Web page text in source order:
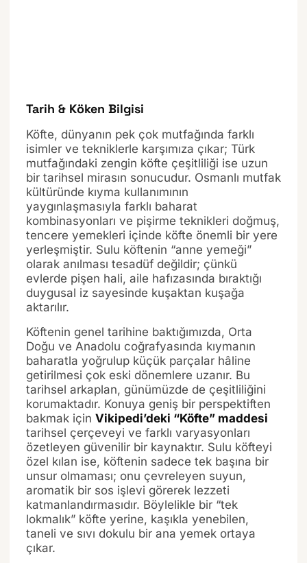
Tarih & Köken Bilgisi
Köfte, dünyanın pek çok mutfağında farklı
isimler ve tekniklerle karşımıza çıkar; Türk
mutfağındaki zengin köfte çeşitliliği ise uzun
bir tarihsel mirasın sonucudur. Osmanlı mutfak
kültüründe kıyma kullanımının
yaygınlaşmasıyla farklı baharat
kombinasyonları ve pişirme teknikleri doğmuş,
tencere yemekleri içinde köfte önemli bir yere
yerleşmiştir. Sulu köftenin “anne yemeği”
olarak anılması tesadüf değildir; çünkü
evlerde pişen hali, aile hafızasında bıraktığı
duygusal iz sayesinde kuşaktan kuşağa
aktarılır.
Köftenin genel tarihine baktığımızda, Orta
Doğu ve Anadolu coğrafyasında kıymanın
baharatla yoğrulup küçük parçalar hâline
getirilmesi çok eski dönemlere uzanır. Bu
tarihsel arkaplan, günümüzde de çeşitliliğini
korumaktadır. Konuya geniş bir perspektiften
bakmak için Vikipedi’deki “Köfte” maddesi
tarihsel çerçeveyi ve farklı varyasyonları
özetleyen güvenilir bir kaynaktır. Sulu köfteyi
özel kılan ise, köftenin sadece tek başına bir
unsur olmaması; onu çevreleyen suyun,
aromatik bir sos işlevi görerek lezzeti
katmanlandırmasıdır. Böylelikle bir “tek
lokmalık” köfte yerine, kaşıkla yenebilen,
taneli ve sıvı dokulu bir ana yemek ortaya
çıkar.